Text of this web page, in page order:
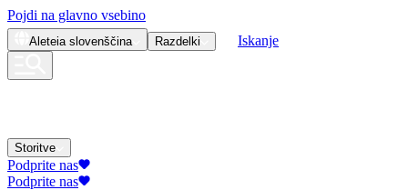
Pojdi na glavno vsebino
Aleteia slovenščina Razdelki Iskanje
Storitve
Podprite nas
Podprite nas